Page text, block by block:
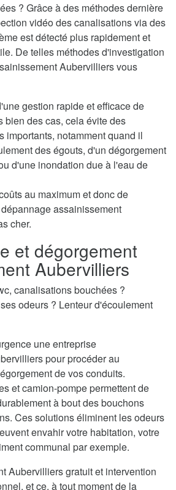
? Grâce à des méthodes dernière
vidéo des canalisations via des
est détecté plus rapidement et
De telles méthodes d'investigation
Aubervilliers vous
gestion rapide et efficace de
bien des cas, cela évite des
importants, notamment quand il
des égouts, d'un dégorgement
d'une inondation due à l'eau de
au maximum et donc de
assainissement
cher.
et dégorgement
Aubervilliers
canalisations bouchées ?
odeurs ? Lenteur d'écoulement
une entreprise
pour procéder au
de vos conduits.
et camion-pompe permettent de
à bout des bouchons
Ces solutions éliminent les odeurs
envahir votre habitation, votre
communal par exemple.
Aubervilliers gratuit et intervention
et ce, à tout moment de la